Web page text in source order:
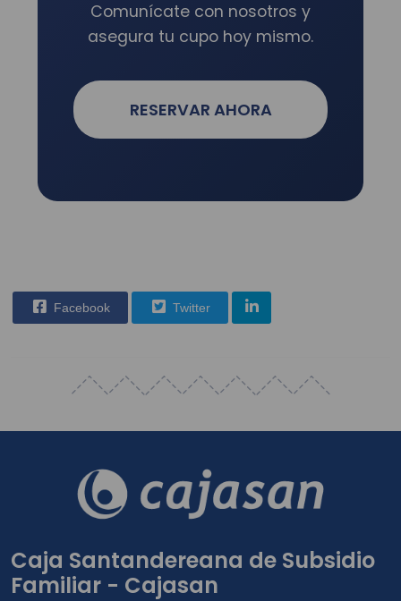
Comunícate con nosotros y
asegura tu cupo hoy mismo.
RESERVAR AHORA
Facebook Twitter
Caja Santandereana de Subsidio
Familiar - Cajasan